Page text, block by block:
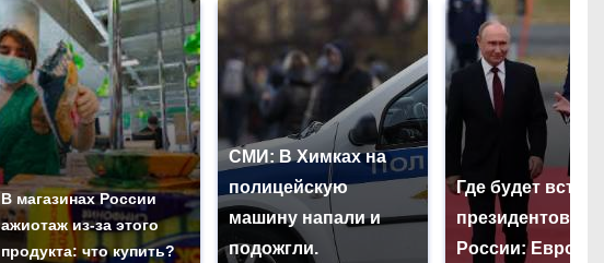
В магазинах России
ажиотаж из-за этого
продукта: что купить?
СМИ: В Химках на
полицейскую
машину напали и
подожгли.
Где будет
президентов
России: